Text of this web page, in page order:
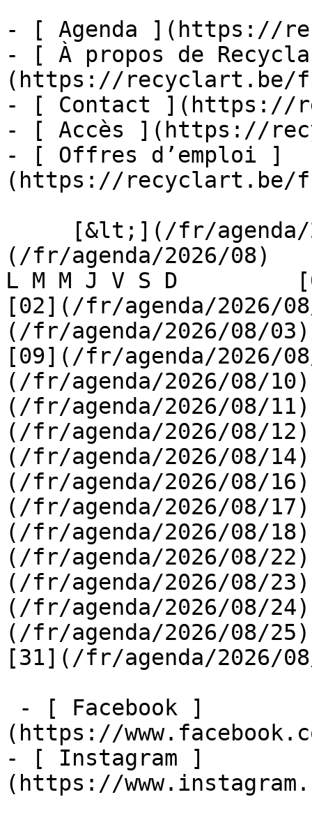
- [ Agenda ](https://
- [ À propos de
(https://recyclart.be/
- [ Contact ](https://
- [ Accès ](https://
- [ Offres d’emploi ]
(https://recyclart.be/
(/fr/agenda/2026/08)
L M M J V S D
[02](/fr/agenda/2026/
(/fr/agenda/2026/08/
[09](/fr/agenda/2026/
(/fr/agenda/2026/08/
(/fr/agenda/2026/08/
(/fr/agenda/2026/08/
(/fr/agenda/2026/08/
(/fr/agenda/2026/08/
(/fr/agenda/2026/08/
(/fr/agenda/2026/08/
(/fr/agenda/2026/08/
(/fr/agenda/2026/08/
(/fr/agenda/2026/08/
(/fr/agenda/2026/08/
[31](/fr/agenda/
(https://
- [ Instagram ]
(https://